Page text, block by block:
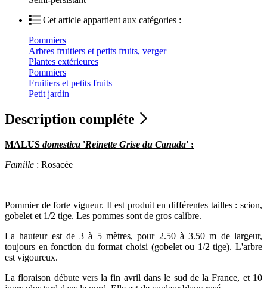
Cet article appartient aux catégories :
Pommiers
Arbres fruitiers et petits fruits, verger
Plantes extérieures
Pommiers
Fruitiers et petits fruits
Petit jardin
Description compléte
MALUS domestica 'Reinette Grise du Canada' :
Famille : Rosacée
Pommier de forte vigueur. Il est produit en différentes tailles : scion,
gobelet et 1/2 tige. Les pommes sont de gros calibre.
La hauteur est de 3 à 5 mètres, pour 2.50 à 3.50 m de largeur,
toujours en fonction du format choisi (gobelet ou 1/2 tige). L'arbre
est vigoureux.
La floraison débute vers la fin avril dans le sud de la France, et 10